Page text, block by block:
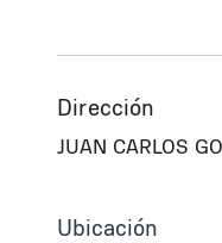
Dirección
JUAN CARLOS
Ubicación